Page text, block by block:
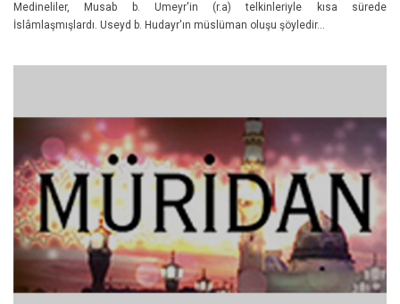
Medineliler, Musab b. Umeyr'in (r.a) telkinleriyle kısa sürede
İslâmlaşmışlardı. Useyd b. Hudayr'ın müslüman oluşu şöyledir...